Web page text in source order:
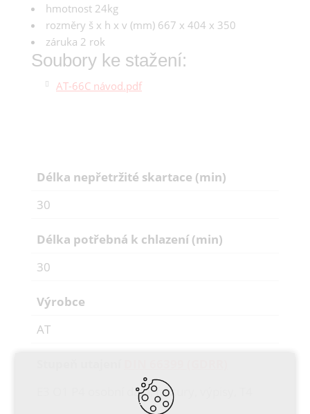
hmotnost 24kg
rozměry š x h x v (mm) 667 x 404 x 350
záruka 2 rok
Soubory ke stažení:
AT-66C návod.pdf
Délka nepřetržité skartace (min)
30
Délka potřebná k chlazení (min)
30
Výrobce
AT
E3 O1 P4 osobní data, faktury, výpisy, T4